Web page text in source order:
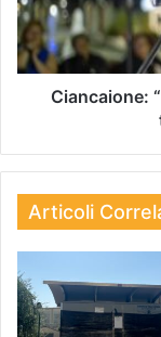
Ciancaione:
Articoli